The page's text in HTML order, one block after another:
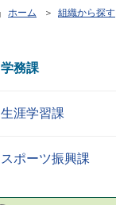
ホーム ＞ 組織から探す
学務課
生涯学習課
スポーツ振興課